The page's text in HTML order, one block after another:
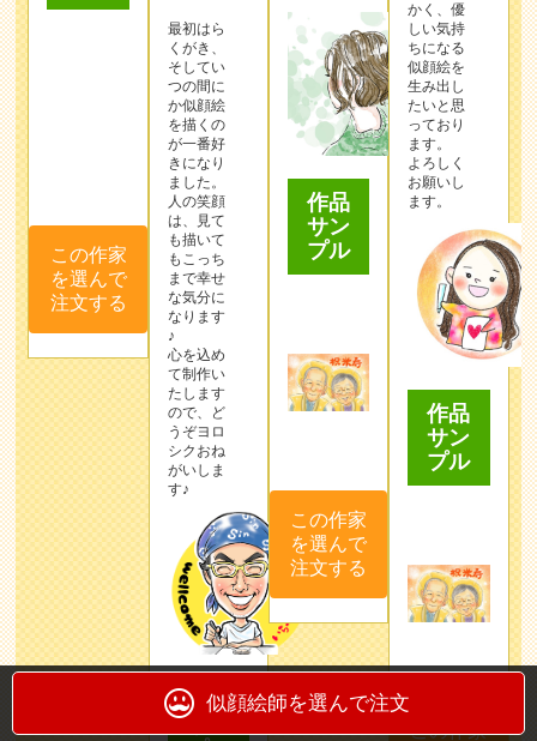
この作家
を選んで
注文する
最初はら
くがき、
そしてい
つの間に
か似顔絵
を描くの
が一番好
きになり
ました。
人の笑顔
は、見て
も描いて
もこっち
まで幸せ
な気分に
なります
♪
心を込め
て制作い
たします
ので、ど
うぞヨロ
シクおね
がいしま
す♪
作品
作品
サン
プル
この作家
を選んで
注文する
かく、優
しい気持
ちになる
似顔絵を
生み出し
たいと思
っており
ます。
よろしく
お願いし
ます。
作品
サン
プル
この作家
似顔絵師を選んで注文